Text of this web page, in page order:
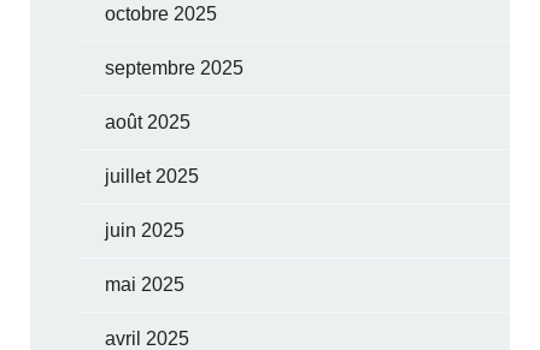
octobre 2025
septembre 2025
août 2025
juillet 2025
juin 2025
mai 2025
avril 2025